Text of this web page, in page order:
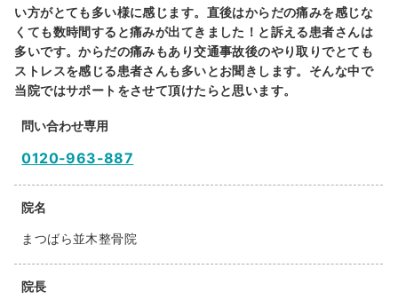
い方がとても多い様に感じます。直後はからだの痛みを感じな
くても数時間すると痛みが出てきました！と訴える患者さんは
多いです。からだの痛みもあり交通事故後のやり取りでとても
ストレスを感じる患者さんも多いとお聞きします。そんな中で
当院ではサポートをさせて頂けたらと思います。
問い合わせ専用
0120-963-887
院名
まつばら並木整骨院
院長